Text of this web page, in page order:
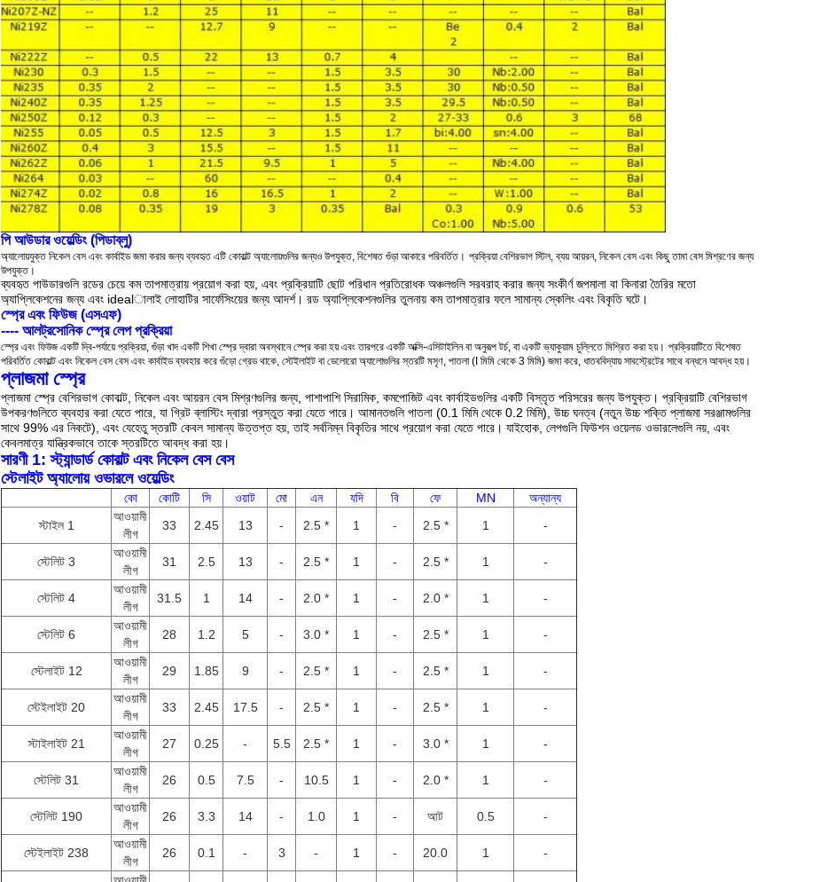
পি আউডার ওয়েল্ডিং (পিডাব্লু)
অ্যালোয়যুক্ত নিকেল বেস এবং কার্বাইড জমা করার জন্য ব্যবহৃত এটি কোবাল্ট অ্যালোয়গুলির জন্যও উপযুক্ত, বিশেষত গুঁড়া আকারে পরিবর্তিত। প্রক্রিয়া বেশিরভাগ স্টিল, ব্যয় আয়রন, নিকেল বেস এবং কিছু তামা বেস মিশ্রণের জন্য
উপযুক্ত।
ব্যবহৃত পাউডারগুলি রডের চেয়ে কম তাপমাত্রায় প্রয়োগ করা হয়, এবং প্রক্রিয়াটি ছোট পরিধান প্রতিরোধক অঞ্চলগুলি সরবরাহ করার জন্য সংকীর্ণ জপমালা বা কিনারা তৈরির মতো
অ্যাপ্লিকেশনের জন্য এবং idealালাই লোহাটির সার্ফেসিংয়ের জন্য আদর্শ। রড অ্যাপ্লিকেশনগুলির তুলনায় কম তাপমাত্রার ফলে সামান্য স্কেলিং এবং বিকৃতি ঘটে।
স্প্রে এবং ফিউজ (এসএফ)
---- আলট্রসোনিক স্প্রে লেপ প্রক্রিয়া
স্প্রে এবং ফিউজ একটি দ্বি-পর্যায়ে প্রক্রিয়া, গুঁড়া খাদ একটি শিখা স্প্রে দ্বারা অবস্থানে স্প্রে করা হয় এবং তারপরে একটি অক্সি-এসিটাইলিন বা অনুরূপ টর্চ, বা একটি ভ্যাকুয়াম চুল্লিতে মিশ্রিত করা হয়। প্রক্রিয়াটিতে বিশেষত
পরিবর্তিত কোবাল্ট এবং নিকেল বেস বেস এবং কার্বাইড ব্যবহার করে গুঁড়ো গ্রেড থাকে, স্টেইলাইট বা ডেলোরো অ্যালোগুলির স্তরটি মসৃণ, পাতলা (I মিমি থেকে 3 মিমি) জমা করে, ধাতববিদ্যায় সাবস্ট্রেটের সাথে বন্ধনে আবদ্ধ হয়।
প্লাজমা স্প্রে
প্লাজমা স্প্রে বেশিরভাগ কোবাল্ট, নিকেল এবং আয়রন বেস মিশ্রণগুলির জন্য, পাশাপাশি সিরামিক, কমপোজিট এবং কার্বাইডগুলির একটি বিস্তৃত পরিসরের জন্য উপযুক্ত। প্রক্রিয়াটি বেশিরভাগ
উপকরণগুলিতে ব্যবহার করা যেতে পারে, যা গ্রিট ব্লাস্টিং দ্বারা প্রস্তুত করা যেতে পারে। আমানতগুলি পাতলা (0.1 মিমি থেকে 0.2 মিমি), উচ্চ ঘনত্ব (নতুন উচ্চ শক্তি প্লাজমা সরঞ্জামগুলির
সাথে 99% এর নিকটে), এবং যেহেতু স্তরটি কেবল সামান্য উত্তপ্ত হয়, তাই সর্বনিম্ন বিকৃতির সাথে প্রয়োগ করা যেতে পারে। যাইহোক, লেপগুলি ফিউশন ওয়েলড ওভারলেগুলি নয়, এবং
কেবলমাত্র যান্ত্রিকভাবে তাকে স্তরটিতে আবদ্ধ করা হয়।
সারণী 1: স্ট্যান্ডার্ড কোবাল্ট এবং নিকেল বেস বেস
স্টেলাইট অ্যালোয় ওভারলে ওয়েল্ডিং
কো কোটি সি ওয়াট মো এন যদি বি ফে MN
অন্যান্য
স্টাইল 1
আওয়ামী
লীগ
33 2.45 13 - 2.5 * 1 - 2.5 * 1 -
স্টেলিট 3
আওয়ামী
লীগ
31 2.5 13 - 2.5 * 1 - 2.5 * 1 -
স্টেলিট 4
আওয়ামী
লীগ
31.5 1 14 - 2.0 * 1 - 2.0 * 1 -
স্টেলিট 6
আওয়ামী
লীগ
28 1.2 5 - 3.0 * 1 - 2.5 * 1 -
স্টেলাইট 12
আওয়ামী
লীগ
29 1.85 9 - 2.5 * 1 - 2.5 * 1 -
স্টেইলাইট 20
আওয়ামী
লীগ
33 2.45 17.5 - 2.5 * 1 - 2.5 * 1 -
স্টাইলাইট 21
আওয়ামী
লীগ
27 0.25 - 5.5 2.5 * 1 - 3.0 * 1 -
স্টেলিট 31
আওয়ামী
লীগ
26 0.5 7.5 - 10.5 1 - 2.0 * 1 -
স্টেলিট 190
আওয়ামী
লীগ
26 3.3 14 - 1.0 1 - আট 0.5 -
স্টেইলাইট 238
আওয়ামী
লীগ
26 0.1 - 3 - 1 - 20.0 1 -